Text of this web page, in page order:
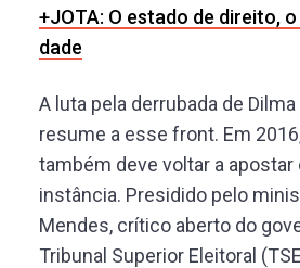
+JOTA: O estado de direito,
dade
A luta pela derrubada de
resume a esse front. Em
também deve voltar a apostar
instância. Presidido pelo
Mendes, crítico aberto do
Tribunal Superior Eleitoral